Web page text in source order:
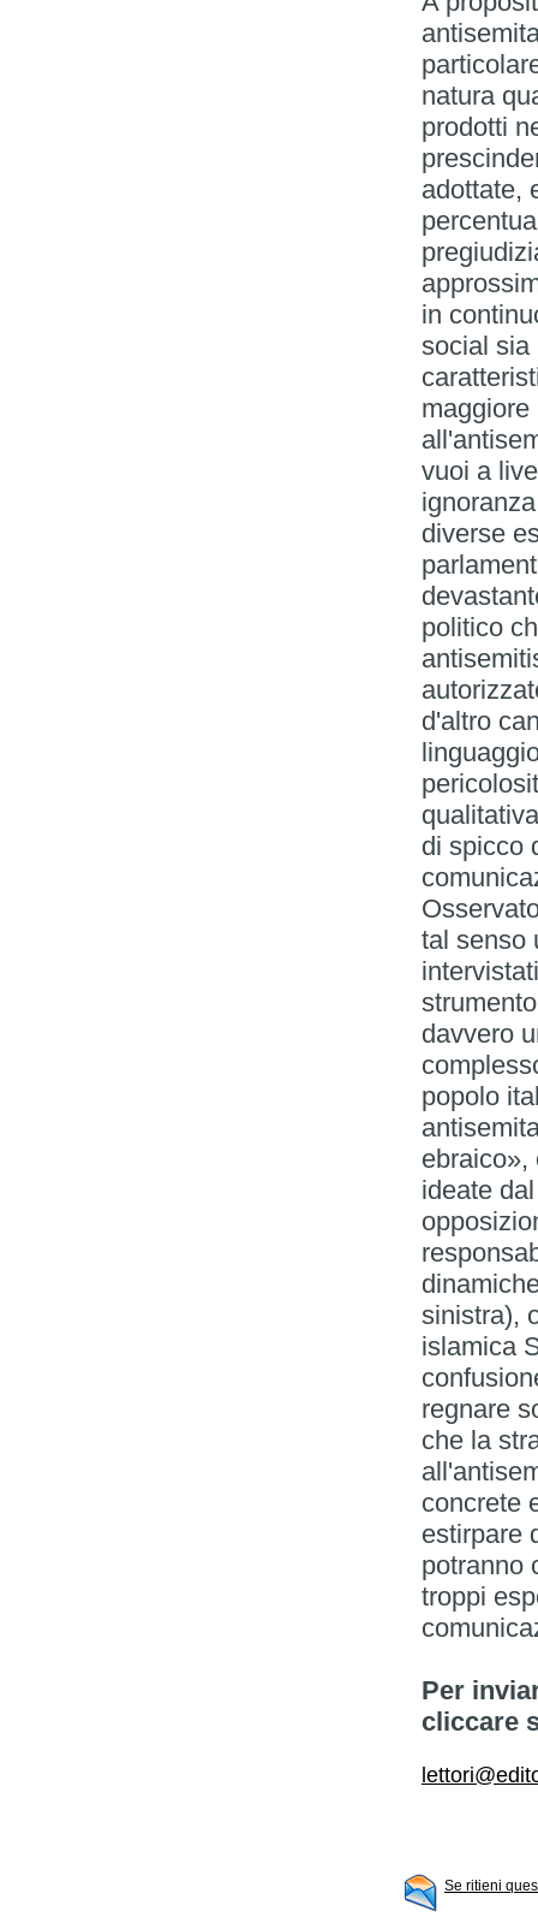
natura
prodotti
adottate,
in
social sia
vuoi a
diverse
politico
d'altro
di spicco
tal senso
davvero
popolo
ebraico»,
ideate
sinistra),
islamica
regnare
che la
concrete
estirpare
potranno
troppi
Per
cliccare
Se ritieni